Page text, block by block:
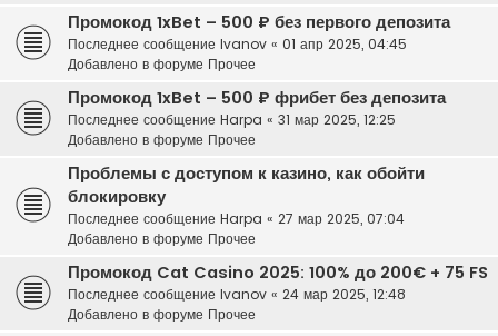
Промокод 1xBet – 500 ₽ без первого депозита
Последнее сообщение Ivanov « 01 апр 2025, 04:45
Добавлено в форуме Прочее
Промокод 1xBet – 500 ₽ фрибет без депозита
Последнее сообщение Harpa « 31 мар 2025, 12:25
Добавлено в форуме Прочее
Проблемы с доступом к казино, как обойти
блокировку
Последнее сообщение Harpa « 27 мар 2025, 07:04
Добавлено в форуме Прочее
Промокод Cat Casino 2025: 100% до 200€ + 75 FS
Последнее сообщение Ivanov « 24 мар 2025, 12:48
Добавлено в форуме Прочее